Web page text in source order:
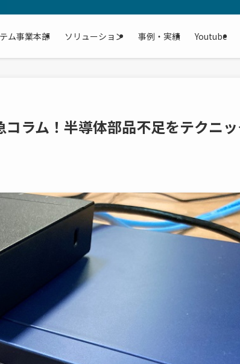
ム事業本部 ソリューション 事例・実績 Youtube
ラム！半導体部品不足をテクニ